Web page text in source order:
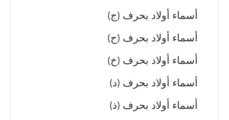
أسماء أولاد بحرف (ج)
أسماء أولاد بحرف (ح)
أسماء أولاد بحرف (خ)
أسماء أولاد بحرف (د)
أسماء أولاد بحرف (ذ)